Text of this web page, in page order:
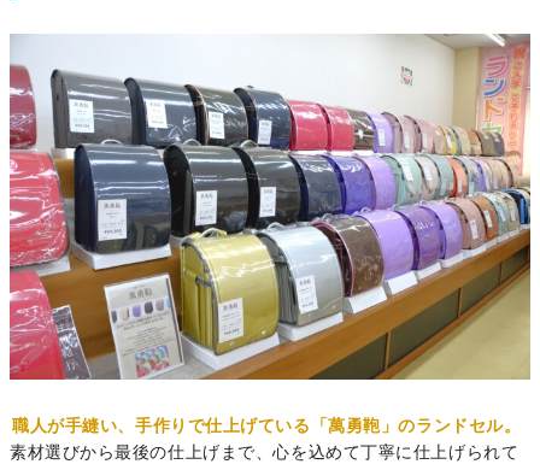
職人が手縫い、手作りで仕上げている「萬勇鞄」のランドセル。
素材選びから最後の仕上げまで、心を込めて丁寧に仕上げられて